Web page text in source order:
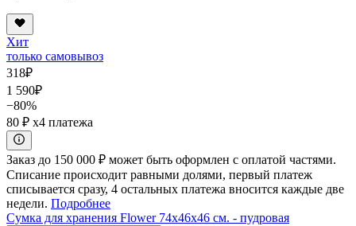
Хит
только самовывоз
318₽
1 590₽
−80%
80 ₽ x4 платежа
Заказ до 150 000 ₽ может быть оформлен с оплатой частями.
Списание происходит равными долями, первый платеж
списывается сразу, 4 остальных платежа вносится каждые две
недели. Подробнее
Сумка для хранения Flower 74x46x46 см. - пудровая